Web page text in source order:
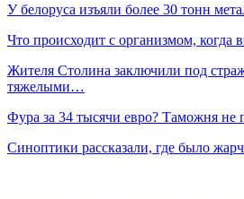
У белоруса изъяли более 30 тонн
Что происходит с организмом, когда
Жителя Столина заключили под
тяжелыми…
Фура за 34 тысячи евро? Таможня не
Синоптики рассказали, где было